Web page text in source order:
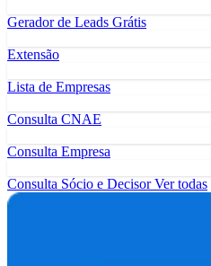
Gerador de Leads Grátis
Extensão
Lista de Empresas
Consulta CNAE
Consulta Empresa
Consulta Sócio e DecisorVer todas